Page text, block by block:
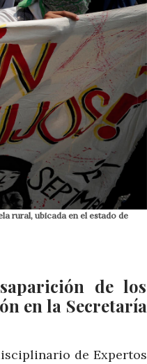
rural, ubicada en el estado de
de los
en la Secretaría
de Expertos